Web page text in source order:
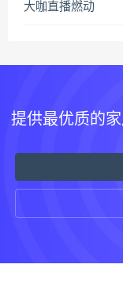
提供最优质的